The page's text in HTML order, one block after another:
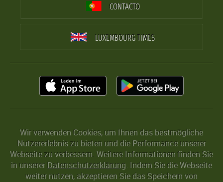
CONTACTO
LUXEMBOURG TIMES
Wir verwenden Cookies, um Ihnen das bestmögliche
Nutzererlebnis zu bieten und die Performance unserer
Webseite zu verbessern. Weitere Informationen finden Sie
in unserer Datenschutzerklärung. Indem Sie die Webseite
weiter nutzen, akzeptieren Sie das Speichern von